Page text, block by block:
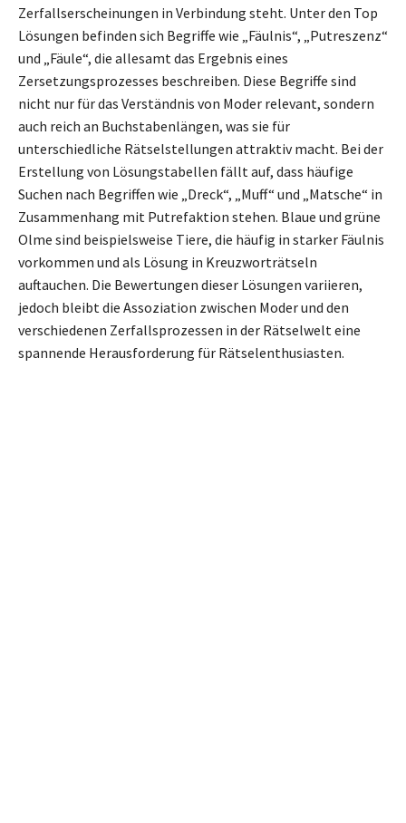
Zerfallserscheinungen in Verbindung steht. Unter den Top
Lösungen befinden sich Begriffe wie „Fäulnis“, „Putreszenz“
und „Fäule“, die allesamt das Ergebnis eines
Zersetzungsprozesses beschreiben. Diese Begriffe sind
nicht nur für das Verständnis von Moder relevant, sondern
auch reich an Buchstabenlängen, was sie für
unterschiedliche Rätselstellungen attraktiv macht. Bei der
Erstellung von Lösungstabellen fällt auf, dass häufige
Suchen nach Begriffen wie „Dreck“, „Muff“ und „Matsche“ in
Zusammenhang mit Putrefaktion stehen. Blaue und grüne
Olme sind beispielsweise Tiere, die häufig in starker Fäulnis
vorkommen und als Lösung in Kreuzworträtseln
auftauchen. Die Bewertungen dieser Lösungen variieren,
jedoch bleibt die Assoziation zwischen Moder und den
verschiedenen Zerfallsprozessen in der Rätselwelt eine
spannende Herausforderung für Rätselenthusiasten.